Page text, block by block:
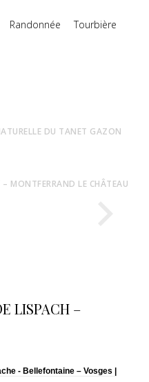
Randonnée
Tourbière
DU TANET GAZON
MONTFERRAND LE CHÂTEAU
LISPACH –
- Bellefontaine – Vosges |